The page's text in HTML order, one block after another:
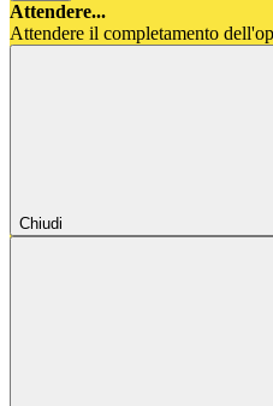
Attendere...
Attendere il completamento
Chiudi